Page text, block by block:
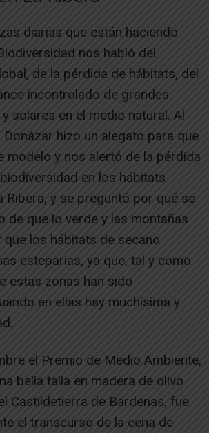
diarias que están haciendo
nos habló del
de la pérdida de hábitats, del
incontrolado de grandes
solares en el medio natural. Al
hizo un alegato para que
modelo y nos alertó de la pérdida
en los hábitats
Ribera, y se preguntó por qué se
de que lo verde y las montañas
que los hábitats de secano
esteparias, ya que, tal y como
estas zonas han sido
en ellas hay muchísima y
el Premio de Medio Ambiente,
bella talla en madera de olivo
Castildetierra de Bardenas, fue
el transcurso de la cena de